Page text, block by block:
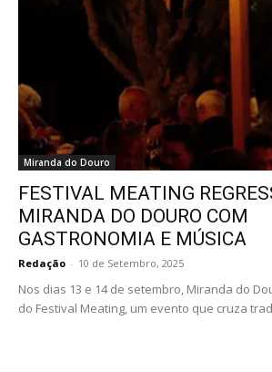
Miranda do Douro
FESTIVAL MEATING
MIRANDA DO DOURO COM
GASTRONOMIA E MÚSICA
Redação - 10 de Setembro, 2025
Nos dias 13 e 14 de setembro, Miranda do
do Festival Meating, um evento que cruza